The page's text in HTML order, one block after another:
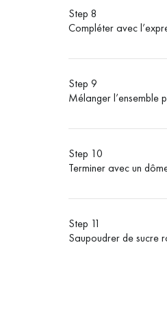
Step 8
Compléter avec
Step 9
Mélanger l’ensemble
Step 10
Terminer avec un
Step 11
Saupoudrer de sucre